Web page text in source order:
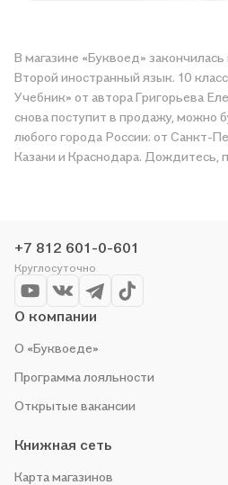
В магазине «Буквоед»
Второй иностранный язык. 10
Учебник» от автора Григорьева
снова поступит в продажу, можно
любого города России: от Санкт-
Казани и Краснодара. Дождитесь,
понравившуюся историю по
организуем конкурсы и проводим
чтобы не упустить выгоду!
+7 812 601-0-601
Круглосуточно
О компании
О «Буквоеде»
Программа лояльности
Открытые вакансии
Книжная сеть
Карта магазинов